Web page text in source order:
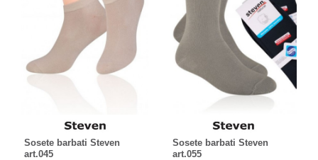
Sosete barbati Steven
art.045
Sosete barbati Steven
art.055